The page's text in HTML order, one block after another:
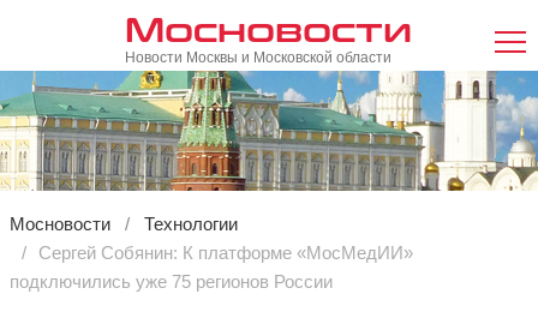
Мосновости
Новости Москвы и Московской области
Мосновости
Технологии
Сергей Собянин: К платформе «МосМедИИ»
подключились уже 75 регионов России